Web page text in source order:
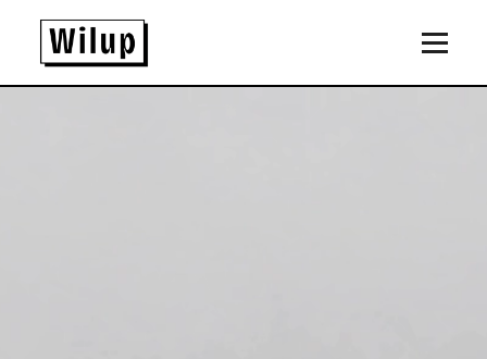
Revenir sur la page d'accueil